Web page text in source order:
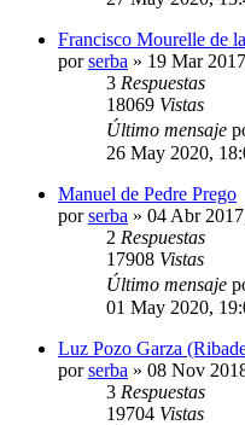
Francisco Mourelle de
porserba » 19 Mar
3 Respuestas
18069 Vistas
Último mensaje
26 May 2020,
Manuel de Pedre Prego
porserba » 04 Abr
2 Respuestas
17908 Vistas
Último mensaje
01 May 2020,
Luz Pozo Garza
porserba » 08 Nov
3 Respuestas
19704 Vistas